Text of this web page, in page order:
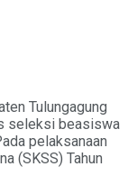
Tulungagung
seleksi beasiswa
pelaksanaan
(SKSS) Tahun